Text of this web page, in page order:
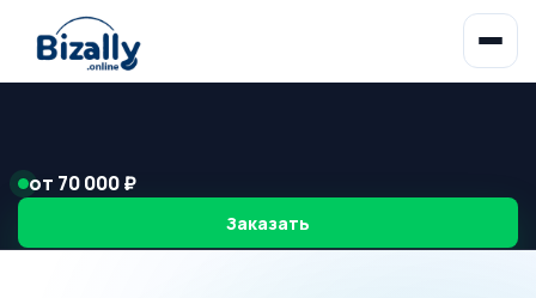
от 70 000 ₽
Заказать